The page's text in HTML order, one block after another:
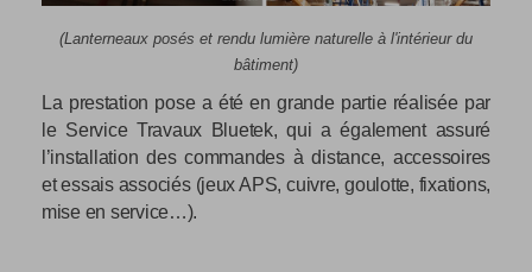
(Lanterneaux posés et rendu lumière naturelle à l'intérieur du
bâtiment)
La prestation pose a été en grande partie réalisée par
le Service Travaux Bluetek, qui a également assuré
l’installation des commandes à distance, accessoires
et essais associés (jeux APS, cuivre, goulotte, fixations,
mise en service…).